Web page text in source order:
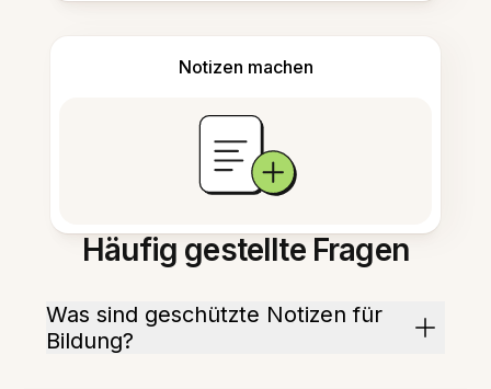
Notizen machen
Häufig gestellte Fragen
Was sind geschützte Notizen für
Bildung?